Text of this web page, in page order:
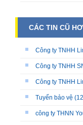
CÁC TIN CŨ
Công ty TNHH
Công ty TNHH
Công ty TNHH
Tuyển bảo vệ
công ty THNN